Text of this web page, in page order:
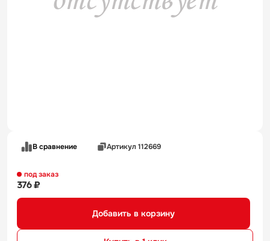
В сравнение Артикул 112669
под заказ
376 ₽
Добавить в корзину